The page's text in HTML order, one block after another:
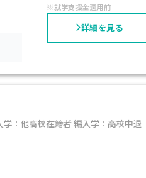
※就学支援金適用前
詳細を見る
：他高校在籍者 編入学：高校中退